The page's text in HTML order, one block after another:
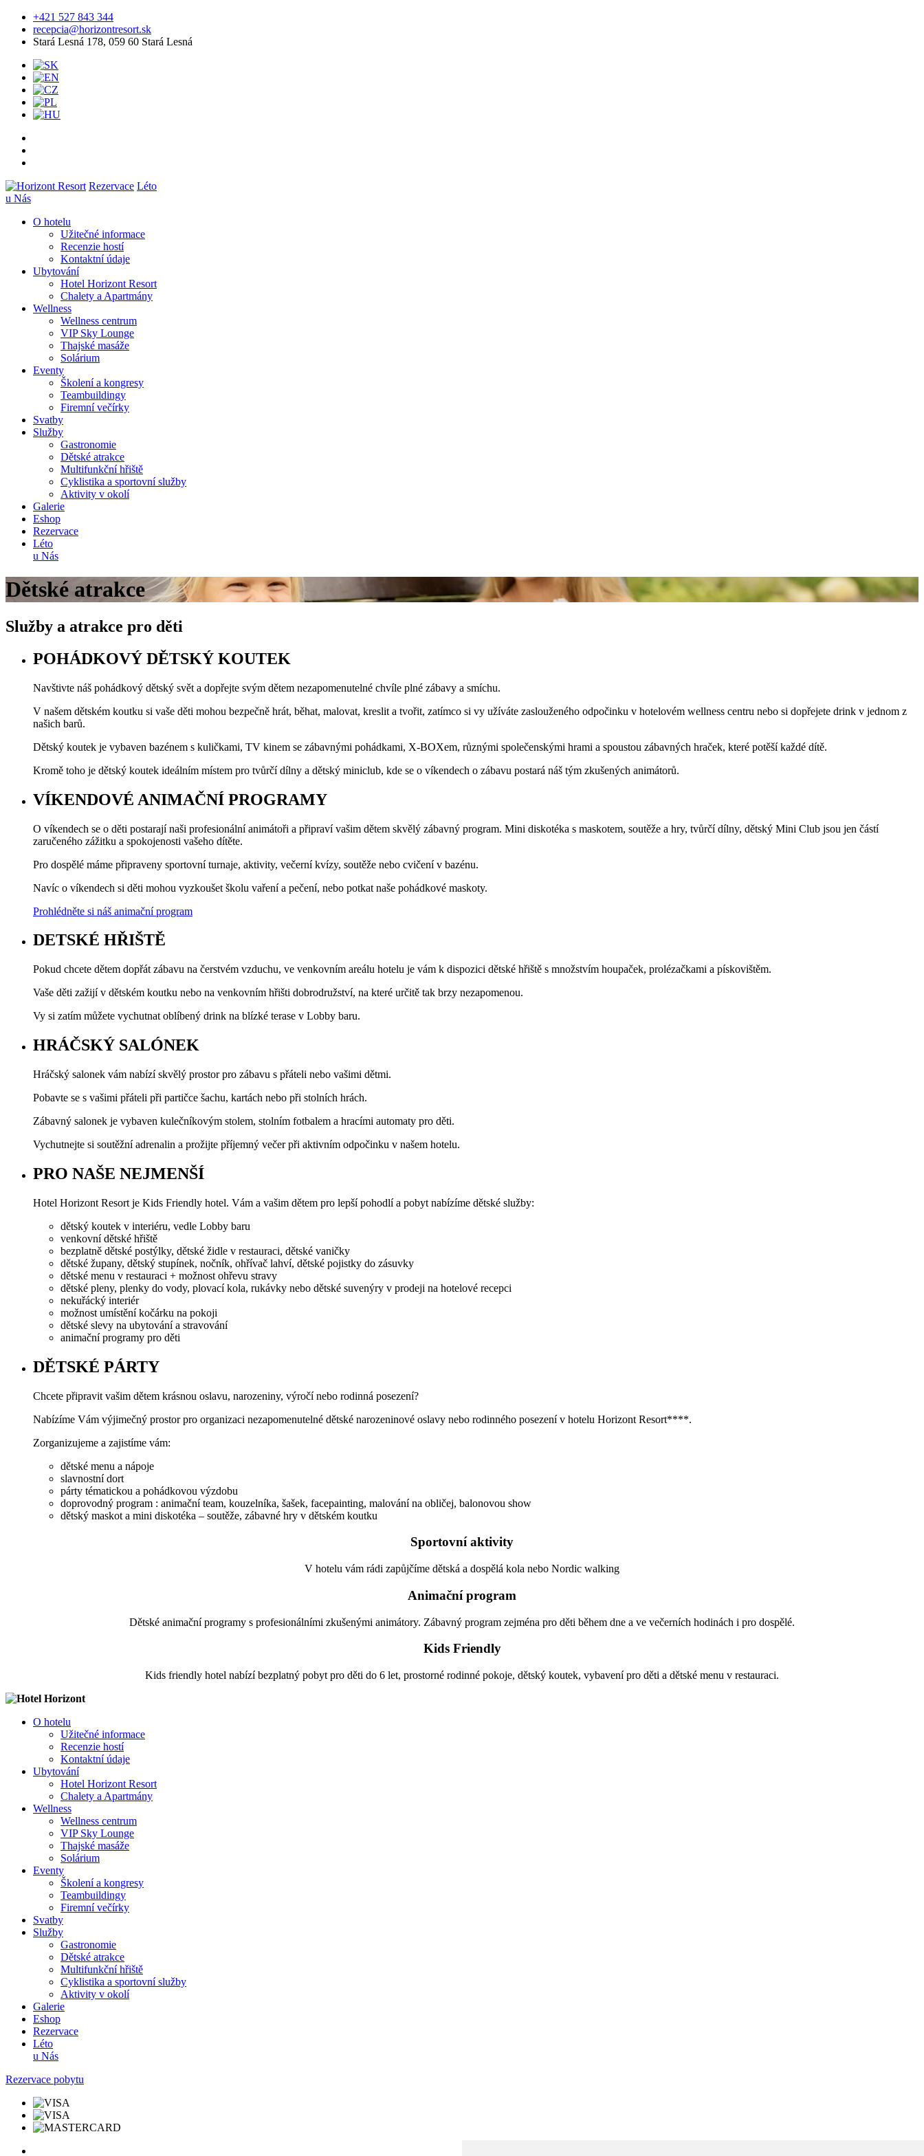
+421 527 843 344
recepcia@horizontresort.sk
Stará Lesná 178, 059 60 Stará Lesná
Rezervace Léto
u Nás
O hotelu
Užitečné informace
Recenzie hostí
Kontaktní údaje
Ubytování
Hotel Horizont Resort
Chalety a Apartmány
Wellness
Wellness centrum
VIP Sky Lounge
Thajské masáže
Solárium
Eventy
Školení a kongresy
Teambuildingy
Firemní večírky
Svatby
Služby
Gastronomie
Dětské atrakce
Multifunkční hřiště
Cyklistika a sportovní služby
Aktivity v okolí
Galerie
Eshop
Rezervace
Léto
u Nás
Dětské atrakce
Služby a atrakce pro děti
POHÁDKOVÝ DĚTSKÝ KOUTEK
Navštivte náš pohádkový dětský svět a dopřejte svým dětem nezapomenutelné chvíle plné zábavy a smíchu.
V našem dětském koutku si vaše děti mohou bezpečně hrát, běhat, malovat, kreslit a tvořit, zatímco si vy užíváte zaslouženého odpočinku v hotelovém wellness centru nebo si dopřejete drink v jednom z
našich barů.
Dětský koutek je vybaven bazénem s kuličkami, TV kinem se zábavnými pohádkami, X-BOXem, různými společenskými hrami a spoustou zábavných hraček, které potěší každé dítě.
Kromě toho je dětský koutek ideálním místem pro tvůrčí dílny a dětský miniclub, kde se o víkendech o zábavu postará náš tým zkušených animátorů.
VÍKENDOVÉ ANIMAČNÍ PROGRAMY
O víkendech se o děti postarají naši profesionální animátoři a připraví vašim dětem skvělý zábavný program. Mini diskotéka s maskotem, soutěže a hry, tvůrčí dílny, dětský Mini Club jsou jen částí
zaručeného zážitku a spokojenosti vašeho dítěte.
Pro dospělé máme připraveny sportovní turnaje, aktivity, večerní kvízy, soutěže nebo cvičení v bazénu.
Navíc o víkendech si děti mohou vyzkoušet školu vaření a pečení, nebo potkat naše pohádkové maskoty.
Prohlédněte si náš animační program
DETSKÉ HŘIŠTĚ
Pokud chcete dětem dopřát zábavu na čerstvém vzduchu, ve venkovním areálu hotelu je vám k dispozici dětské hřiště s množstvím houpaček, prolézačkami a pískovištěm.
Vaše děti zažijí v dětském koutku nebo na venkovním hřišti dobrodružství, na které určitě tak brzy nezapomenou.
Vy si zatím můžete vychutnat oblíbený drink na blízké terase v Lobby baru.
HRÁČSKÝ SALÓNEK
Hráčský salonek vám nabízí skvělý prostor pro zábavu s přáteli nebo vašimi dětmi.
Pobavte se s vašimi přáteli při partičce šachu, kartách nebo při stolních hrách.
Zábavný salonek je vybaven kulečníkovým stolem, stolním fotbalem a hracími automaty pro děti.
Vychutnejte si soutěžní adrenalin a prožijte příjemný večer při aktivním odpočinku v našem hotelu.
PRO NAŠE NEJMENŠÍ
Hotel Horizont Resort je Kids Friendly hotel. Vám a vašim dětem pro lepší pohodlí a pobyt nabízíme dětské služby:
dětský koutek v interiéru, vedle Lobby baru
venkovní dětské hřiště
bezplatně dětské postýlky, dětské židle v restauraci, dětské vaničky
dětské župany, dětský stupínek, nočník, ohřívač lahví, dětské pojistky do zásuvky
dětské menu v restauraci + možnost ohřevu stravy
dětské pleny, plenky do vody, plovací kola, rukávky nebo dětské suvenýry v prodeji na hotelové recepci
nekuřácký interiér
možnost umístění kočárku na pokoji
dětské slevy na ubytování a stravování
animační programy pro děti
DĚTSKÉ PÁRTY
Chcete připravit vašim dětem krásnou oslavu, narozeniny, výročí nebo rodinná posezení?
Nabízíme Vám výjimečný prostor pro organizaci nezapomenutelné dětské narozeninové oslavy nebo rodinného posezení v hotelu Horizont Resort****.
Zorganizujeme a zajistíme vám:
dětské menu a nápoje
slavnostní dort
párty tématickou a pohádkovou výzdobu
doprovodný program : animační team, kouzelníka, šašek, facepainting, malování na obličej, balonovou show
dětský maskot a mini diskotéka – soutěže, zábavné hry v dětském koutku
Sportovní aktivity
V hotelu vám rádi zapůjčíme dětská a dospělá kola nebo Nordic walking
Animační program
Dětské animační programy s profesionálními zkušenými animátory. Zábavný program zejména pro děti během dne a ve večerních hodinách i pro dospělé.
Kids Friendly
Kids friendly hotel nabízí bezplatný pobyt pro děti do 6 let, prostorné rodinné pokoje, dětský koutek, vybavení pro děti a dětské menu v restauraci.
O hotelu
Užitečné informace
Recenzie hostí
Kontaktní údaje
Ubytování
Hotel Horizont Resort
Chalety a Apartmány
Wellness
Wellness centrum
VIP Sky Lounge
Thajské masáže
Solárium
Eventy
Školení a kongresy
Teambuildingy
Firemní večírky
Svatby
Služby
Gastronomie
Dětské atrakce
Multifunkční hřiště
Cyklistika a sportovní služby
Aktivity v okolí
Galerie
Eshop
Rezervace
Léto
u Nás
Rezervace pobytu